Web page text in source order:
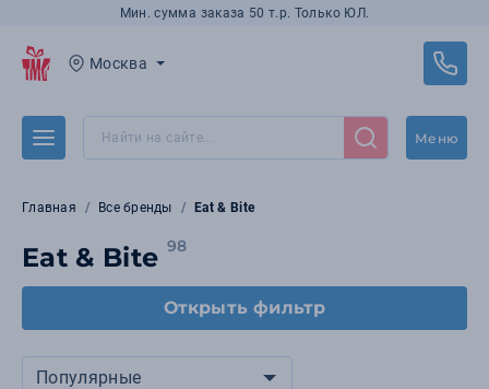
Мин. сумма заказа 50 т.р. Только ЮЛ.
Москва
Меню
Главная Все бренды Eat & Bite
Eat & Bite 98
Открыть фильтр
Популярные